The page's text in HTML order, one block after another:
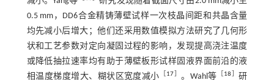
0.5 mm，DD6合金精铸薄壁试样一次枝晶间距和共晶含量
均先减小后增大；他们还采用数值模拟方法研究了几何形
状和工艺参数对定向凝固过程的影响，发现提高浇注温度
或降低抽拉速率均有助于薄壁板形试样固液界面前沿的液
相温度梯度增大、糊状区宽度减小
17 。Wahl等 18 ］研